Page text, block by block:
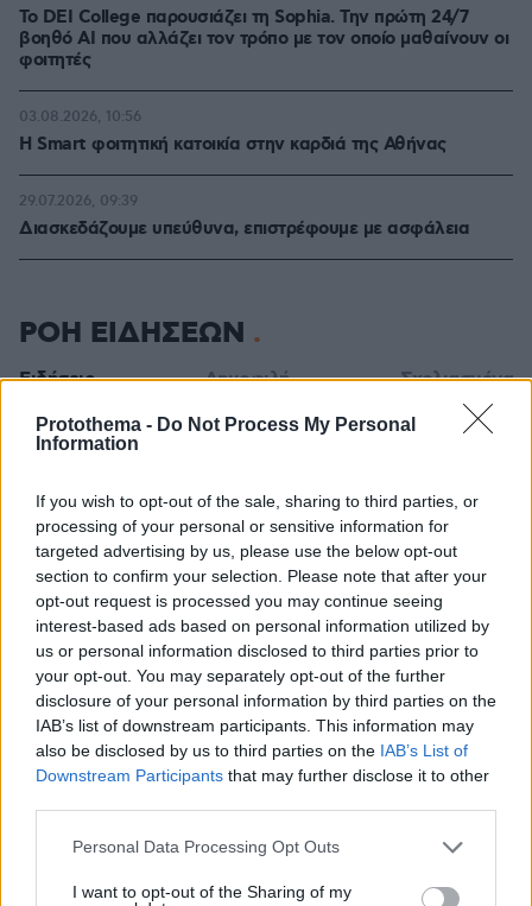
Protothema - Do Not Process My Personal
Information
If you wish to opt-out of the sale, sharing to third parties, or
processing of your personal or sensitive information for
targeted advertising by us, please use the below opt-out
section to confirm your selection. Please note that after your
opt-out request is processed you may continue seeing
interest-based ads based on personal information utilized by
us or personal information disclosed to third parties prior to
your opt-out. You may separately opt-out of the further
disclosure of your personal information by third parties on the
IAB’s list of downstream participants. This information may
also be disclosed by us to third parties on the IAB’s List of
Downstream Participants that may further disclose it to other
Please note that this website/app uses one or more Google
not limited to your visit or usage behaviour. You may click to
Personal Data Processing Opt Outs
I want to opt-out of the Sharing of my
Το DEI College παρουσιάζει τη Sophia. Την πρώτη 24/7
βοηθό AI που αλλάζει τον τρόπο με τον οποίο μαθαίνουν οι
φοιτητές
Η Smart φοιτητική κατοικία στην καρδιά της Αθήνας
03.08.2026, 10:56
Διασκεδάζουμε υπεύθυνα, επιστρέφουμε με ασφάλεια
29.07.2026, 09:39
ΡΟΗ ΕΙΔΗΣΕΩΝ
Ειδήσεις Δημοφιλή Σχολιασμένα
Οι Xώρες του Αιγαίου: Περιπλάνηση στην ψυχή των
πριν 7 λεπτά
Η Τραμπζονσπόρ ανακοίνωσε και επίσημα τη μεταγραφή
του Σαλάχ: Θα παίρνει 17 εκατομμύρια τον χρόνο
πριν 12 λεπτά
Στην Ίμπιζα με τον νέο της σύντροφο η Κιάρα Φεράνι
πριν 16 λεπτά
Το «πριν και το μετά» της πρόσκρουσης του πυραύλου
της SpaceX στη Σελήνη: Τι δείχνουν φωτογραφίες
κορεατικής συσκευής
πριν 19 λεπτά
40 βαθμούς
πριν 19 λεπτά
πριν 21 λεπτά